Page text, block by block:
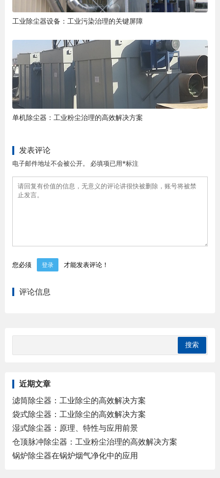
工业除尘器设备：工业污染治理的关键屏障
单机除尘器：工业粉尘治理的高效解决方案
发表评论
电子邮件地址不会被公开。 必填项已用*标注
您必须 登录 才能发表评论！
评论信息
近期文章
滤筒除尘器：工业除尘的高效解决方案
袋式除尘器：工业除尘的高效解决方案
湿式除尘器：原理、特性与应用前景
仓顶脉冲除尘器：工业粉尘治理的高效解决方案
锅炉除尘器在锅炉烟气净化中的应用